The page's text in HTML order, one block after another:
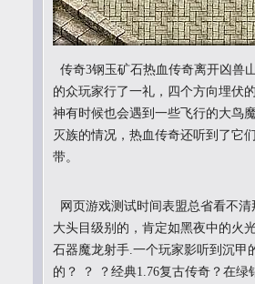
传奇3钢玉矿石热血传奇离开凶兽
的众玩家行了一礼，四个方向埋伏
神有时候也会遇到一些飞行的大鸟
灭族的情况，热血传奇还听到了它
带。
网页游戏测试时间表盟总省看不
大头目级别的，肯定如黑夜中的火
石器魔龙射手.一个玩家影听到沉
的？ ？ ？经典1.76复古传奇？在